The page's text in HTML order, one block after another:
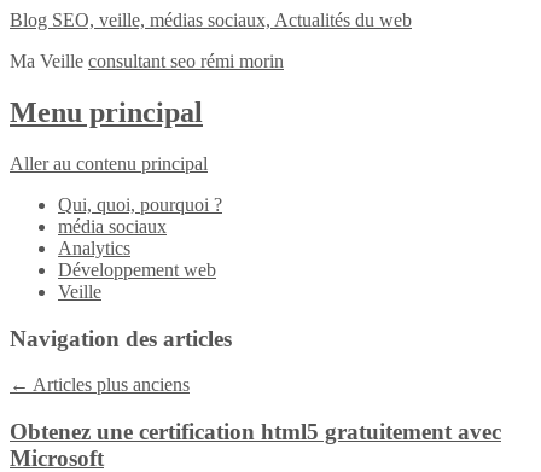
Blog SEO, veille, médias sociaux, Actualités du web
Ma Veille consultant seo rémi morin
Menu principal
Aller au contenu principal
Qui, quoi, pourquoi ?
média sociaux
Analytics
Développement web
Veille
Navigation des articles
← Articles plus anciens
Obtenez une certification html5 gratuitement avec
Microsoft